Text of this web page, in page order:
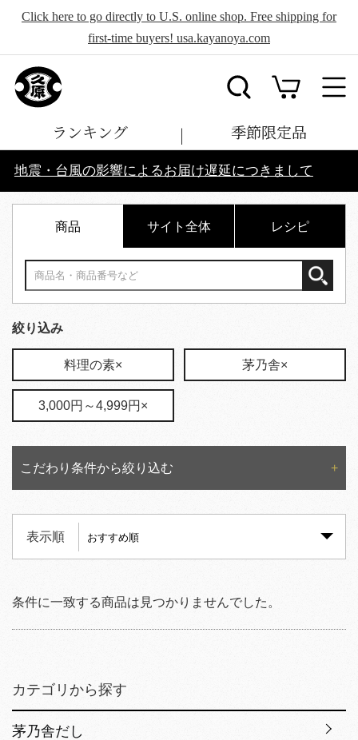
Click here to go directly to U.S. online shop. Free shipping for
first-time buyers! usa.kayanoya.com
ランキング 季節限定品
地震・台風の影響によるお届け遅延につきまして
商品 サイト全体 レシピ
絞り込み
料理の素× 茅乃舎×
3,000円～4,999円×
こだわり条件から絞り込む
表示順
条件に一致する商品は見つかりませんでした。
カテゴリから探す
茅乃舎だし